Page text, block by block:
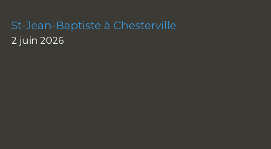
St-Jean-Baptiste à Chesterville
2 juin 2026